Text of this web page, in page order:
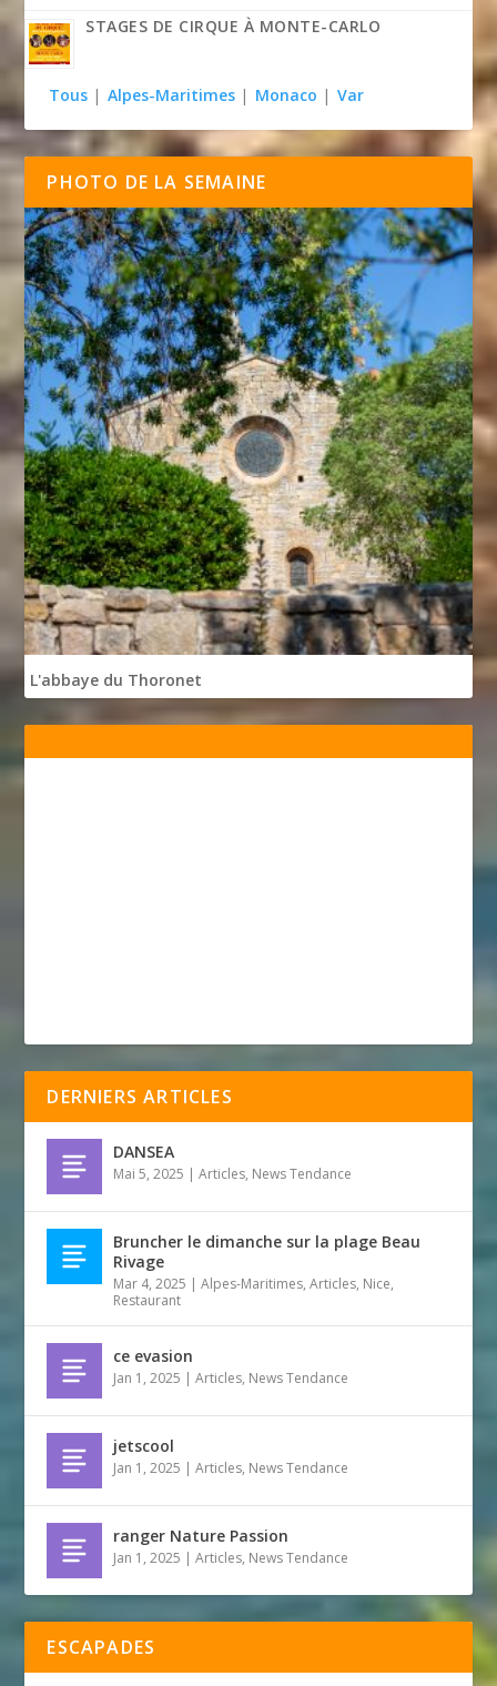
STAGES DE CIRQUE À MONTE-CARLO
Tous | Alpes-Maritimes | Monaco | Var
PHOTO DE LA SEMAINE
L'abbaye du Thoronet
DERNIERS ARTICLES
DANSEA
Mai 5, 2025 |Articles, News Tendance
Bruncher le dimanche sur la plage Beau
Rivage
Mar 4, 2025 |Alpes-Maritimes,Articles, Nice,
Restaurant
ce evasion
Jan 1, 2025 |Articles, News Tendance
jetscool
Jan 1, 2025 |Articles, News Tendance
ranger Nature Passion
Jan 1, 2025 |Articles, News Tendance
ESCAPADES